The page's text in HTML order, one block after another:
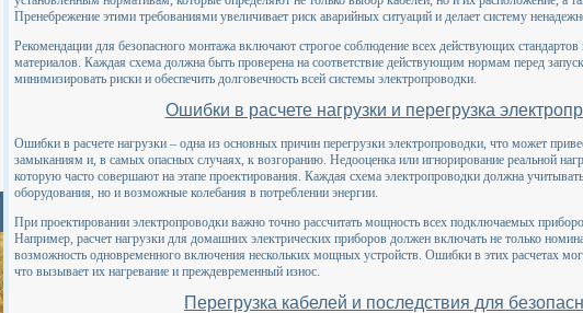
Пренебрежение этими требованиями увеличивает риск аварийных ситуаций и делает систему
Рекомендации для безопасного монтажа включают строгое соблюдение всех действующих
материалов. Каждая схема должна быть проверена на соответствие действующим нормам перед
минимизировать риски и обеспечить долговечность всей системы электропроводки.
Ошибки в расчете нагрузки и перегрузка
Ошибки в расчете нагрузки – одна из основных причин перегрузки электропроводки, что может
замыканиям и, в самых опасных случаях, к возгоранию. Недооценка или игнорирование реальной
которую часто совершают на этапе проектирования. Каждая схема электропроводки должна
оборудования, но и возможные колебания в потреблении энергии.
При проектировании электропроводки важно точно рассчитать мощность всех подключаемых
Например, расчет нагрузки для домашних электрических приборов должен включать не только
возможность одновременного включения нескольких мощных устройств. Ошибки в этих расчетах
что вызывает их нагревание и преждевременный износ.
Перегрузка кабелей и последствия для